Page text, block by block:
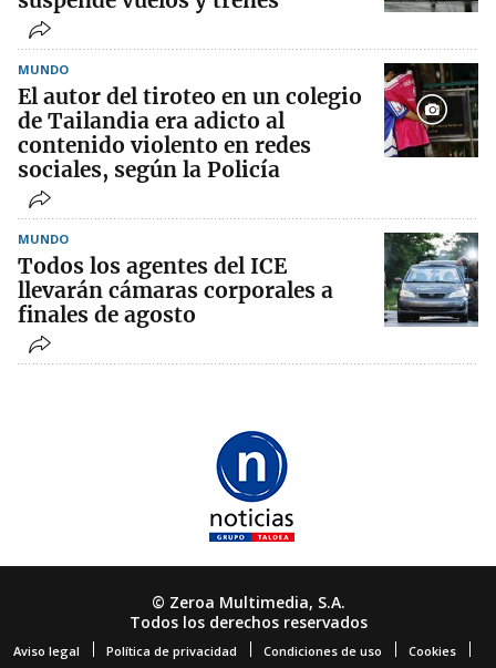
MUNDO
El autor del tiroteo en un colegio
de Tailandia era adicto al
contenido violento en redes
sociales, según la Policía
MUNDO
Todos los agentes del ICE
llevarán cámaras corporales a
finales de agosto
© Zeroa Multimedia, S.A.
Todos los derechos reservados
Aviso legal Política de privacidad Condiciones de uso Cookies